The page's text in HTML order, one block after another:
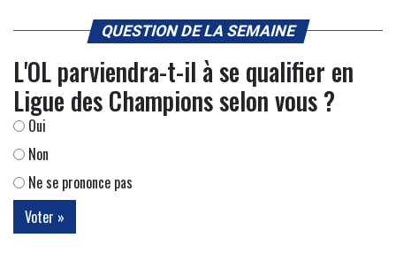
QUESTION DE LA SEMAINE
L'OL parviendra-t-il à se qualifier en
Ligue des Champions selon vous ?
Oui
Non
Ne se prononce pas